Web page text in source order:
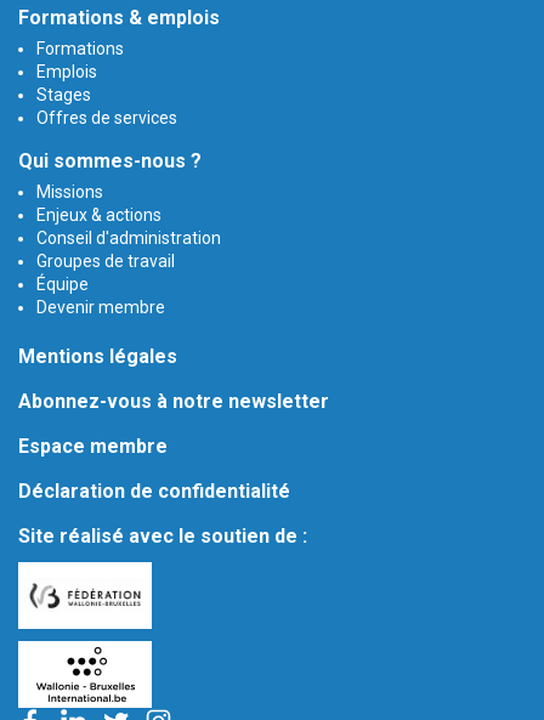
Formations & emplois
Formations
Emplois
Stages
Offres de services
Qui sommes-nous ?
Missions
Enjeux & actions
Conseil d'administration
Groupes de travail
Équipe
Devenir membre
Mentions légales
Abonnez-vous à notre newsletter
Espace membre
Déclaration de confidentialité
Site réalisé avec le soutien de :